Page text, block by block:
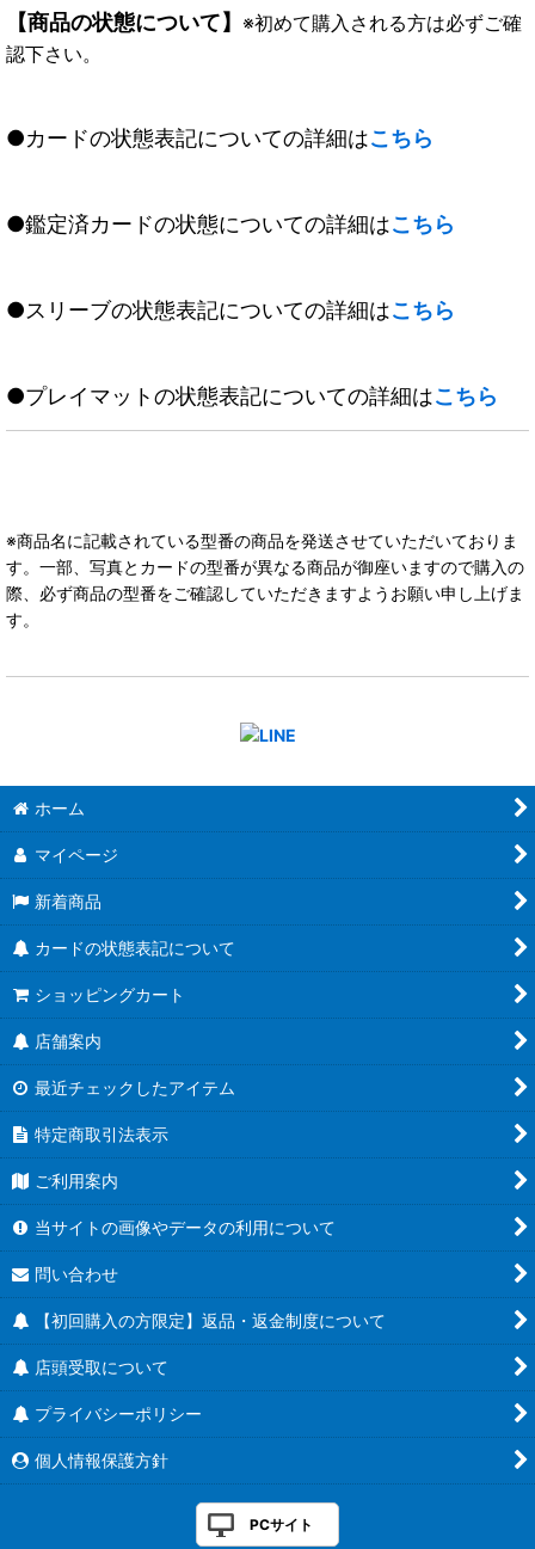
【商品の状態について】 ※初めて購入される方は必ずご確
認下さい。
●カードの状態表記についての詳細はこちら
●鑑定済カードの状態についての詳細はこちら
●スリーブの状態表記についての詳細はこちら
●プレイマットの状態表記についての詳細はこちら
※商品名に記載されている型番の商品を発送させていただいておりま
す。一部、写真とカードの型番が異なる商品が御座いますので購入の
際、必ず商品の型番をご確認していただきますようお願い申し上げま
す。
ホーム
マイページ
新着商品
カードの状態表記について
ショッピングカート
店舗案内
最近チェックしたアイテム
特定商取引法表示
ご利用案内
当サイトの画像やデータの利用について
問い合わせ
【初回購入の方限定】返品・返金制度について
店頭受取について
プライバシーポリシー
個人情報保護方針
PCサイト